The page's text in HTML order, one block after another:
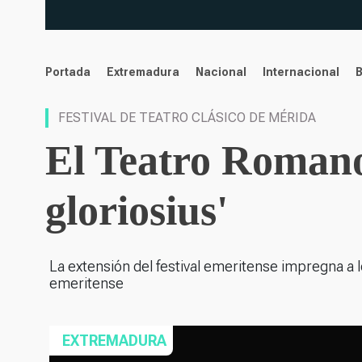
noticias
Portada Extremadura Nacional Internacional
FESTIVAL DE TEATRO CLÁSICO DE MÉRIDA
El Teatro
gloriosius'
La extensión del festival emeritense impregna
emeritense
EXTREMADURA